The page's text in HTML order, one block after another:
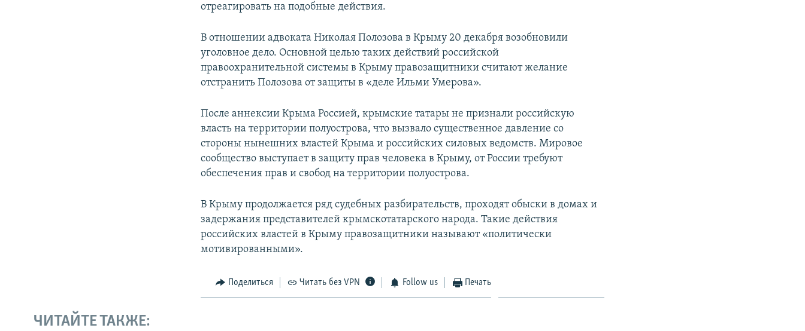
отреагировать на подобные действия.
В отношении адвоката Николая Полозова в Крыму 20 декабря возобновили
уголовное дело. Основной целью таких действий российской
правоохранительной системы в Крыму правозащитники считают желание
отстранить Полозова от защиты в «деле Ильми Умерова».
После аннексии Крыма Россией, крымские татары не признали российскую
власть на территории полуострова, что вызвало существенное давление со
стороны нынешних властей Крыма и российских силовых ведомств. Мировое
сообщество выступает в защиту прав человека в Крыму, от России требуют
обеспечения прав и свобод на территории полуострова.
В Крыму продолжается ряд судебных разбирательств, проходят обыски в домах и
задержания представителей крымскотатарского народа. Такие действия
российских властей в Крыму правозащитники называют «политически
мотивированными».
Поделиться Читать без VPN Follow us Печать
ЧИТАЙТЕ ТАКЖЕ: